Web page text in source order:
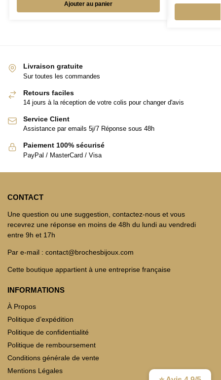
Ajouter au panier
Livraison gratuite
Sur toutes les commandes
Retours faciles
14 jours à la réception de votre colis pour changer d'avis
Service Client
Assistance par emails 5j/7 Réponse sous 48h
Paiement 100% sécurisé
PayPal / MasterCard / Visa
CONTACT
Une question ou une suggestion, contactez-nous et vous
recevrez une réponse en moins de 48h du lundi au vendredi
entre 9h et 17h
Par e-mail : contact@brochesbijoux.com
Cette boutique appartient à une entreprise française
INFORMATIONS
À Propos
Politique d’expédition
Politique de confidentialité
Politique de remboursement
Conditions générale de vente
Mentions Légales